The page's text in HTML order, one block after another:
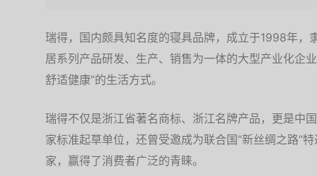
瑞得，国内颇具知名度的寝具品牌，成立于1998年，
居系列产品研发、生产、销售为一体的大型产业化企
舒适健康”的生活方式。
瑞得不仅是浙江省著名商标、浙江名牌产品，更是中
家标准起草单位，还曾受邀成为联合国“新丝绸之路”
家，赢得了消费者广泛的青睐。